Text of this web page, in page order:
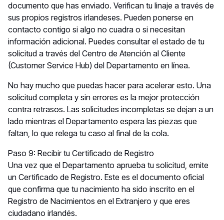
documento que has enviado. Verifican tu linaje a través de
sus propios registros irlandeses. Pueden ponerse en
contacto contigo si algo no cuadra o si necesitan
información adicional. Puedes consultar el estado de tu
solicitud a través del Centro de Atención al Cliente
(Customer Service Hub) del Departamento en línea.
No hay mucho que puedas hacer para acelerar esto. Una
solicitud completa y sin errores es la mejor protección
contra retrasos. Las solicitudes incompletas se dejan a un
lado mientras el Departamento espera las piezas que
faltan, lo que relega tu caso al final de la cola.
Paso 9: Recibir tu Certificado de Registro
Una vez que el Departamento aprueba tu solicitud, emite
un Certificado de Registro. Este es el documento oficial
que confirma que tu nacimiento ha sido inscrito en el
Registro de Nacimientos en el Extranjero y que eres
ciudadano irlandés.